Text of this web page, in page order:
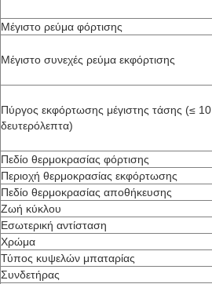
Μέγιστο ρεύμα φόρτισης
Μέγιστο συνεχές ρεύμα εκφόρτισης
Πύργος εκφόρτωσης μέγιστης τάσης (≤ 10
δευτερόλεπτα)
Πεδίο θερμοκρασίας φόρτισης
Περιοχή θερμοκρασίας εκφόρτωσης
Πεδίο θερμοκρασίας αποθήκευσης
Ζωή κύκλου
Εσωτερική αντίσταση
Χρώμα
Τύπος κυψελών μπαταρίας
Συνδετήρας